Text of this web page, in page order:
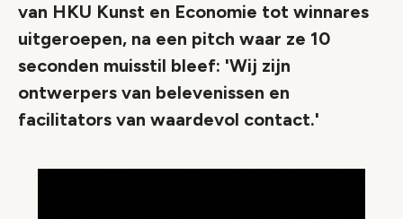
van HKU Kunst en Economie tot winnares
uitgeroepen, na een pitch waar ze 10
seconden muisstil bleef: 'Wij zijn
ontwerpers van belevenissen en
facilitators van waardevol contact.'